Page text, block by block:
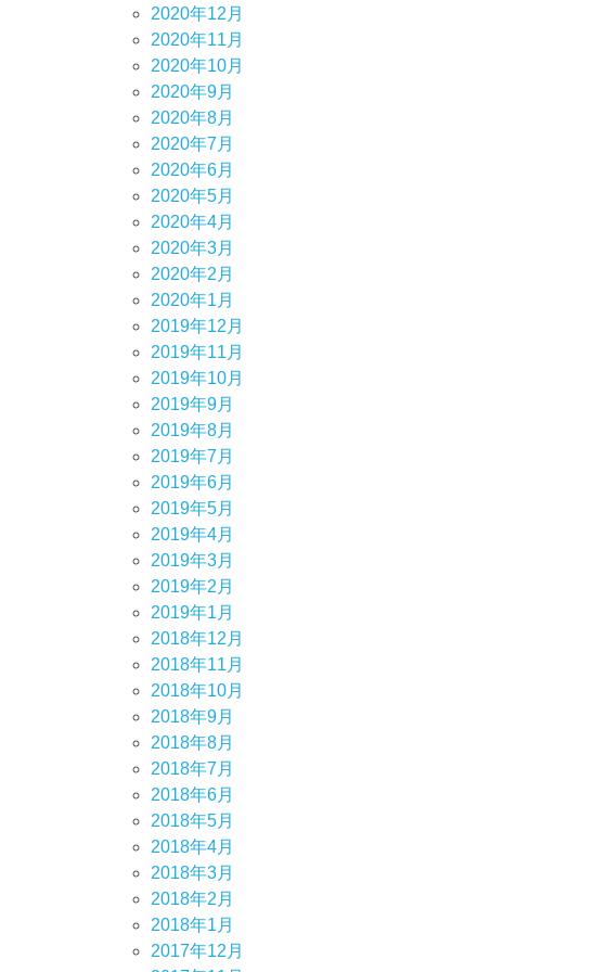
2020年12月
2020年11月
2020年10月
2020年9月
2020年8月
2020年7月
2020年6月
2020年5月
2020年4月
2020年3月
2020年2月
2020年1月
2019年12月
2019年11月
2019年10月
2019年9月
2019年8月
2019年7月
2019年6月
2019年5月
2019年4月
2019年3月
2019年2月
2019年1月
2018年12月
2018年11月
2018年10月
2018年9月
2018年8月
2018年7月
2018年6月
2018年5月
2018年4月
2018年3月
2018年2月
2018年1月
2017年12月